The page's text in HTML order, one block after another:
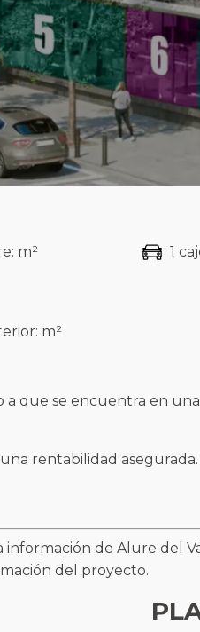
m² 1
m²
a que se encuentra en
rentabilidad asegurada.
información de Alure del
del proyecto.